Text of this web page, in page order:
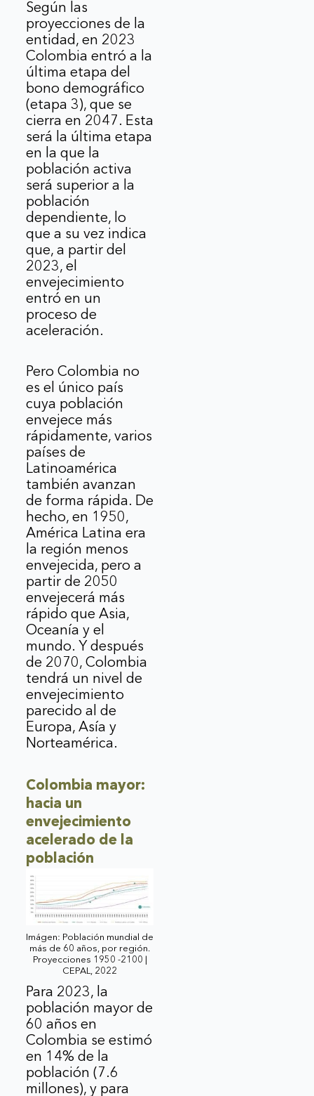
Según las
proyecciones de la
entidad, en 2023
Colombia entró a la
última etapa del
bono demográfico
(etapa 3), que se
cierra en 2047. Esta
será la última etapa
en la que la
población activa
será superior a la
población
dependiente, lo
que a su vez indica
que, a partir del
2023, el
envejecimiento
entró en un
proceso de
aceleración.
Pero Colombia no
es el único país
cuya población
envejece más
rápidamente, varios
países de
Latinoamérica
también avanzan
de forma rápida. De
hecho, en 1950,
América Latina era
la región menos
envejecida, pero a
partir de 2050
envejecerá más
rápido que Asia,
Oceanía y el
mundo. Y después
de 2070, Colombia
tendrá un nivel de
envejecimiento
parecido al de
Europa, Asía y
Norteamérica.
Colombia mayor:
hacia un
envejecimiento
acelerado de la
población
Imágen: Población mundial de
más de 60 años, por región.
Proyecciones 1950 -2100 |
CEPAL, 2022
Para 2023, la
población mayor de
60 años en
Colombia se estimó
en 14% de la
población (7.6
millones), y para